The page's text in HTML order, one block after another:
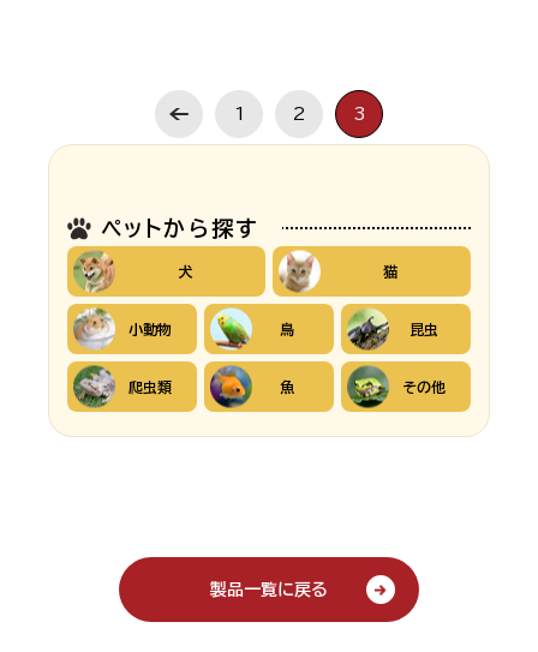
1 2 3
ペットから探す
犬 猫
小動物 鳥 昆虫
爬虫類 魚 その他
製品一覧に戻る